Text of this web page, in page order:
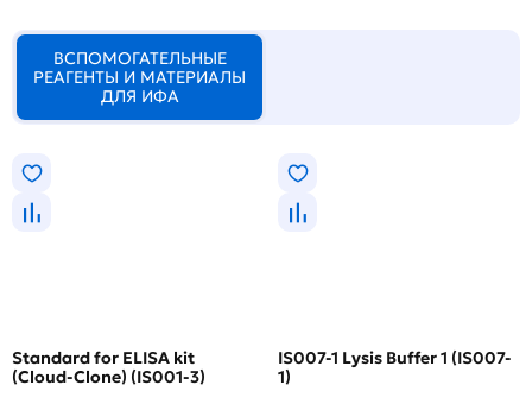
ВСПОМОГАТЕЛЬНЫЕ
РЕАГЕНТЫ И МАТЕРИАЛЫ
ДЛЯ ИФА
Standard for ELISA kit
(Cloud-Clone) (IS001-3)
IS007-1 Lysis Buffer 1 (IS007-
1)